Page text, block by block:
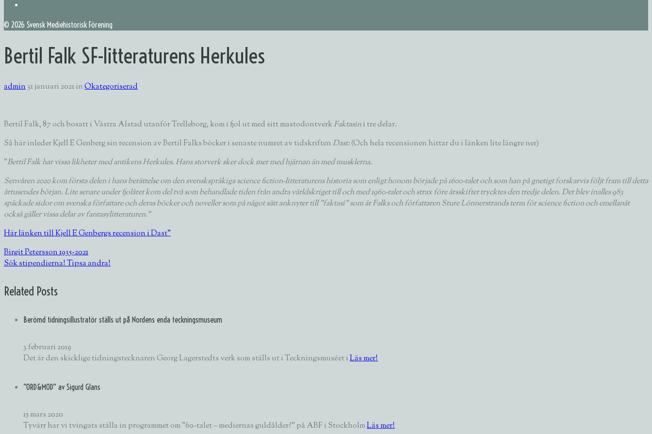
© 2026 Svensk Mediehistorisk Förening
Bertil Falk SF-litteraturens Herkules
admin31 januari 2021inOkategoriserad
Bertil Falk, 87 och bosatt i Västra Alstad utanför Trelleborg, kom i fjol ut med sitt mastodontverkFaktasini tre delar.
Så här inleder Kjell E Genberg sin recension av Bertil Falks böcker i senaste numret av tidskriften Dast:(Och hela recensionen hittar du i länken lite längre ner)
”Bertil Falk har vissa likheter med antikens Herkules. Hans storverk sker dock mer med hjärnan än med musklerna.
Senvåren 2020 kom första delen i hans berättelse om den svenskspråkiga science fiction-litteraturens historia som enligt honom började på 1600-talet och som han på gnetigt forskarvis följt fram till detta
årtusendes början. Lite senare under fjolåret kom del två som behandlade tiden från andra världskriget till och med 1960-talet och strax före årsskiftet trycktes den tredje delen. Det blev inalles 983
späckade sidor om svenska författare och deras böcker och noveller som på något sätt anknyter till ”faktasi” som är Falks och författaren Sture Lönnerstrands term för science fiction och emellanåt
också gäller vissa delar av fantasylitteraturen.”
Här länken till Kjell E Genbergs recension i Dast”
Birgit Petersson 1935-2021
Sök stipendierna! Tipsa andra!
Related Posts
Berömd tidningsillustratör ställs ut på Nordens enda teckningsmuseum
3 februari 2019
Det är den skicklige tidningstecknaren Georg Lagerstedts verk som ställs ut i Teckningsmuséet iLäs mer!
”ORD&MOD” av Sigurd Glans
15 mars 2020
Tyvärr har vi tvingats ställa in programmet om ”60-talet – mediernas guldålder?” på ABF i StockholmLäs mer!